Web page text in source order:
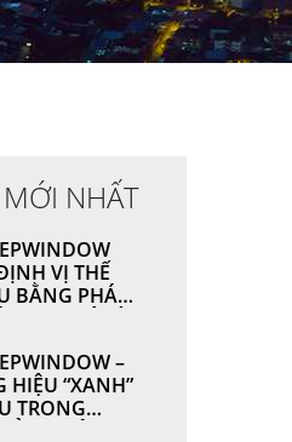
NHẤT
VỊ THẾ
BẰNG PHÁT
–
HIỆU “XANH”
TRONG